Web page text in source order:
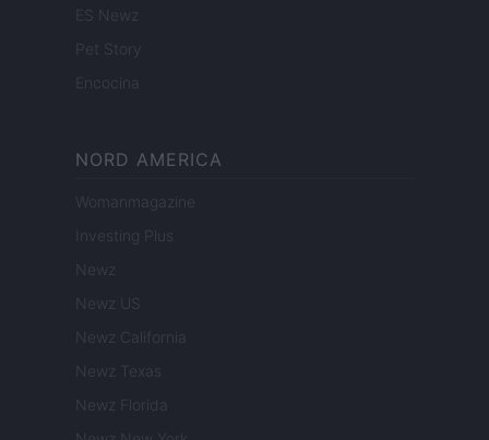
ES Newz
Pet Story
Encocina
NORD AMERICA
Womanmagazine
Investing Plus
Newz
Newz US
Newz California
Newz Texas
Newz Florida